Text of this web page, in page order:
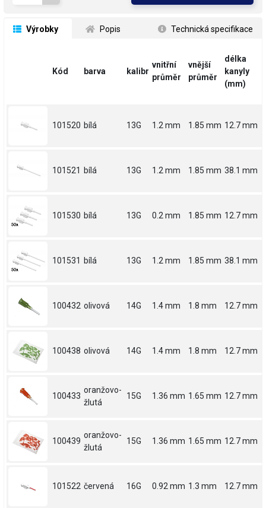
Výrobky Popis Technická specifikace
Kód barva kalibr
vnitřní
průměr
vnější
průměr
délka
kanyly
(mm)
101520 bílá 13G 1.2 mm 1.85 mm 12.7 mm
101521 bílá 13G 1.2 mm 1.85 mm 38.1 mm
101530 bílá 13G 0.2 mm 1.85 mm 12.7 mm
101531 bílá 13G 1.2 mm 1.85 mm 38.1 mm
100432 olivová 14G 1.4 mm 1.8 mm 12.7 mm
100438 olivová 14G 1.4 mm 1.8 mm 12.7 mm
100433
oranžovo-
žlutá
15G 1.36 mm 1.65 mm 12.7 mm
100439
oranžovo-
žlutá
15G 1.36 mm 1.65 mm 12.7 mm
101522 červená 16G 0.92 mm 1.3 mm 12.7 mm